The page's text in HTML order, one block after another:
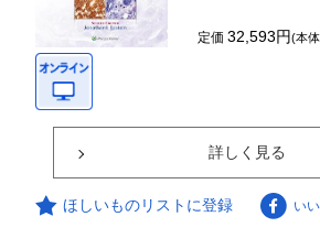
定価32,593円(本
詳しく見る
ほしいものリストに登録 い